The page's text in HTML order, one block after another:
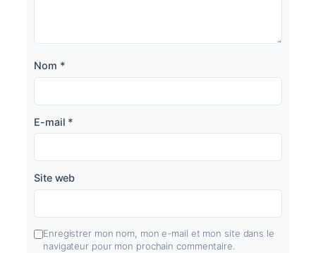
Nom *
E-mail *
Site web
Enregistrer mon nom, mon e-mail et mon site dans le
navigateur pour mon prochain commentaire.